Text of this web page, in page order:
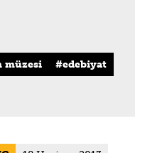
müzesi
edebiyat